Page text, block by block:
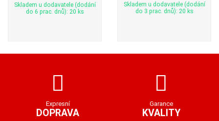
Skladem u dodavatele (dodání
do 6 prac. dnů): 20 ks
Skladem u dodavatele (dodání
do 3 prac. dnů): 20 ks
Expresní
DOPRAVA
Garance
KVALITY